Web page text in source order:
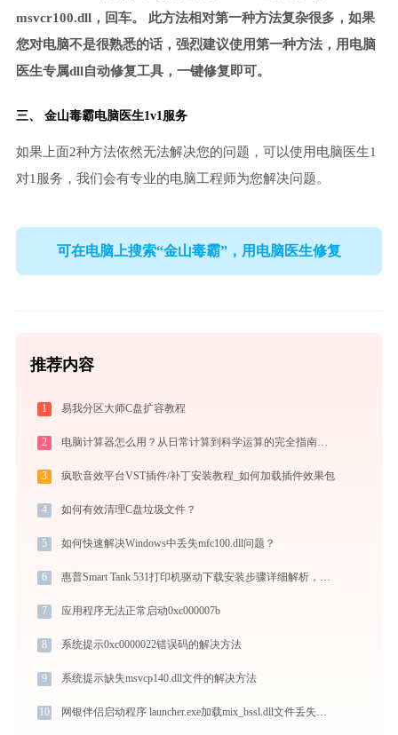
msvcr100.dll，回车。 此方法相对第一种方法复杂很多，如果
您对电脑不是很熟悉的话，强烈建议使用第一种方法，用电脑
医生专属dll自动修复工具，一键修复即可。
三、 金山毒霸电脑医生1v1服务
如果上面2种方法依然无法解决您的问题，可以使用电脑医生1
对1服务，我们会有专业的电脑工程师为您解决问题。
可在电脑上搜索“金山毒霸”，用电脑医生修复
推荐内容
1 易我分区大师C盘扩容教程
2 电脑计算器怎么用？从日常计算到科学运算的完全指南（附隐藏功能）
3 疯歌音效平台VST插件/补丁安装教程_如何加载插件效果包
4 如何有效清理C盘垃圾文件？
5 如何快速解决Windows中丢失mfc100.dll问题？
6 惠普Smart Tank 531打印机驱动下载安装步骤详细解析，让安装更简单
7 应用程序无法正常启动0xc000007b
8 系统提示0xc0000022错误码的解决方法
9 系统提示缺失msvcp140.dll文件的解决方法
10 网银伴侣启动程序 launcher.exe加载mix_bssl.dll文件丢失处理办法